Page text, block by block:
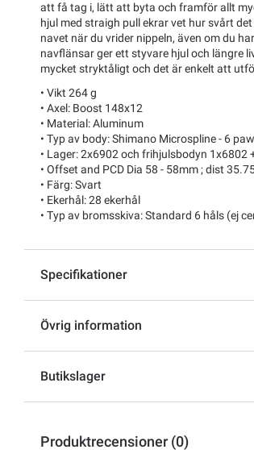
att få tag i, lätt att byta och framför allt
hjul med straigh pull ekrar vet hur svårt
navet när du vrider nippeln, även om du
navflänsar ger ett styvare hjul och längre
mycket stryktåligt och det är enkelt att
• Vikt 264 g
• Axel: Boost 148x12
• Material: Aluminum
• Typ av body: Shimano Microspline - 6
• Lager: 2x6902 och frihjulsbodyn 1x6802
• Offset and PCD Dia 58 - 58mm ; dist
• Färg: Svart
• Ekerhål: 28 ekerhål
• Typ av bromsskiva: Standard 6 håls (ej
Specifikationer
Övrig information
Butikslager
Produktrecensioner (0)